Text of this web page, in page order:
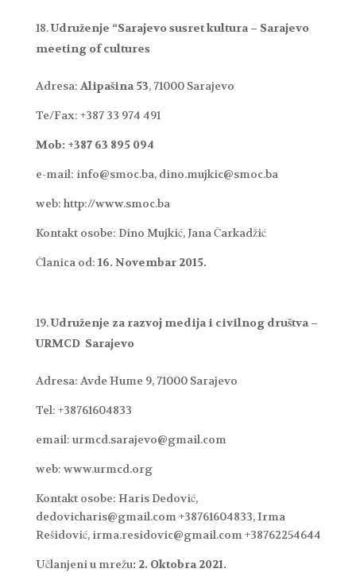
Udruženje “Sarajevo susret kultura – Sarajevo
meeting of cultures
Adresa: Alipašina 53, 71000 Sarajevo
Te/Fax: +387 33 974 491
Mob: +387 63 895 094
e-mail: info@smoc.ba, dino.mujkic@smoc.ba
web: http://www.smoc.ba
Kontakt osobe: Dino Mujkić, Jana Čarkadžić
Članica od: 16. Novembar 2015.
Udruženje za razvoj medija i civilnog društva –
URMCD Sarajevo
Adresa: Avde Hume 9, 71000 Sarajevo
Tel: +38761604833
email: urmcd.sarajevo@gmail.com
web: www.urmcd.org
Kontakt osobe: Haris Dedović,
dedovicharis@gmail.com +38761604833, Irma
Rešidović, irma.residovic@gmail.com +38762254644
Učlanjeni u mrežu: 2. Oktobra 2021.